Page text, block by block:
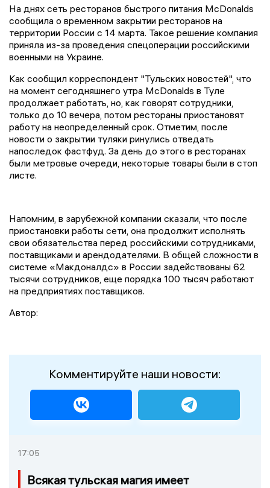
На днях сеть ресторанов быстрого питания McDonalds
сообщила о временном закрытии ресторанов на
территории России с 14 марта. Такое решение компания
приняла из-за проведения спецоперации российскими
военными на Украине.
Как сообщил корреспондент "Тульских новостей", что
на момент сегодняшнего утра McDonalds в Туле
продолжает работать, но, как говорят сотрудники,
только до 10 вечера, потом рестораны приостановят
работу на неопределенный срок. Отметим, после
новости о закрытии туляки ринулись отведать
напоследок фастфуд. За день до этого в ресторанах
были метровые очереди, некоторые товары были в стоп
листе.
Напомним, в зарубежной компании сказали, что после
приостановки работы сети, она продолжит исполнять
свои обязательства перед российскими сотрудниками,
поставщиками и арендодателями. В общей сложности в
системе «Макдоналдс» в России задействованы 62
тысячи сотрудников, еще порядка 100 тысяч работают
на предприятиях поставщиков.
Автор:
Комментируйте наши новости:
17:05
Всякая тульская магия имеет